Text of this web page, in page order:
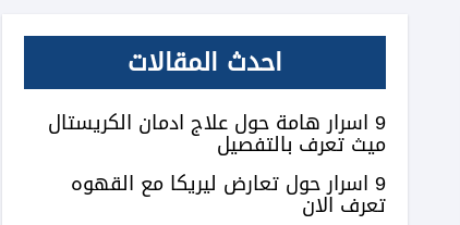
احدث المقالات
9 اسرار هامة حول علاج ادمان الكريستال
ميث تعرف بالتفصيل
9 اسرار حول تعارض ليريكا مع القهوه
تعرف الان